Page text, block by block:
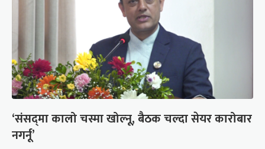
‘संसद्‍मा कालो चस्मा खोल्नू, बैठक चल्दा सेयर कारोबार
नगर्नू’